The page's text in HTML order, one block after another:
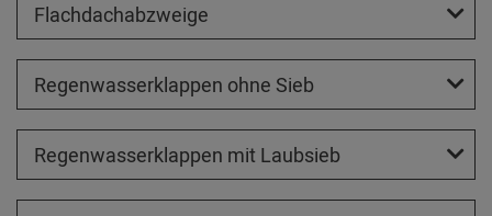
Flachdachabzweige
Regenwasserklappen ohne Sieb
Regenwasserklappen mit Laubsieb